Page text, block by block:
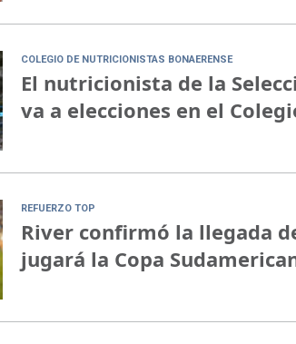
COLEGIO DE NUTRICIONISTAS BONAERENSE
El nutricionista de la
va a elecciones en el
REFUERZO TOP
River confirmó la llegada
jugará la Copa